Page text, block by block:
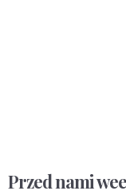
Przed nami